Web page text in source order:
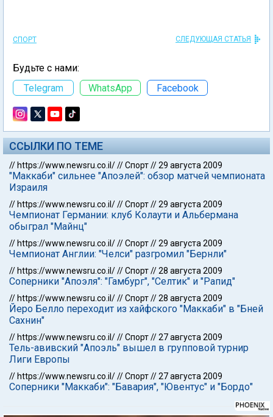
СПОРТ СЛЕДУЮЩАЯ СТАТЬЯ
Будьте с нами:
Telegram
WhatsApp Facebook
ССЫЛКИ ПО ТЕМЕ
// https://www.newsru.co.il///Спорт//29 августа 2009
"Маккаби" сильнее "Апоэлей": обзор матчей чемпионата
Израиля
// https://www.newsru.co.il///Спорт//29 августа 2009
Чемпионат Германии: клуб Колаути и Альбермана
обыграл "Майнц"
// https://www.newsru.co.il///Спорт//29 августа 2009
Чемпионат Англии: "Челси" разгромил "Бернли"
// https://www.newsru.co.il///Спорт//28 августа 2009
Соперники "Апоэля": "Гамбург", "Селтик" и "Рапид"
// https://www.newsru.co.il///Спорт//28 августа 2009
Йеро Белло переходит из хайфского "Маккаби" в "Бней
Сахнин"
// https://www.newsru.co.il///Спорт//27 августа 2009
Тель-авивский "Апоэль" вышел в групповой турнир
Лиги Европы
// https://www.newsru.co.il///Спорт//27 августа 2009
Соперники "Маккаби": "Бавария", "Ювентус" и "Бордо"